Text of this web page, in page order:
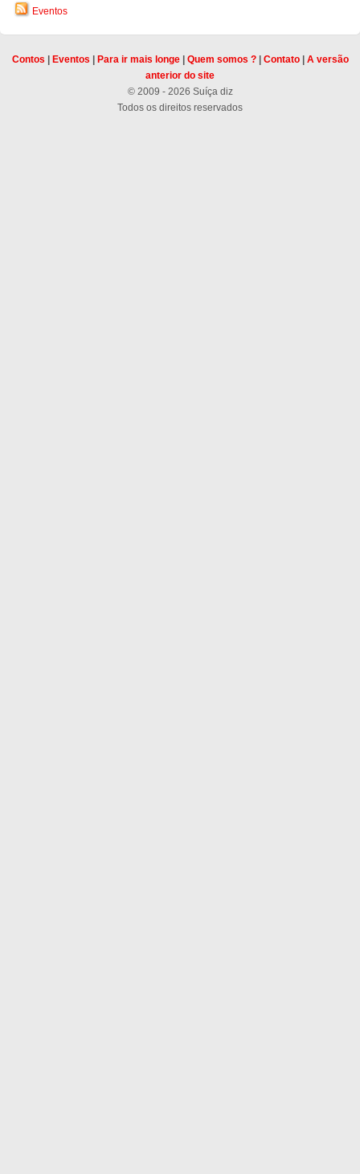
Eventos
Contos Eventos Para ir mais longe| Quem somos ?| Contato| A versão
anterior do site
© 2009 - 2026 Suíça diz
Todos os direitos reservados